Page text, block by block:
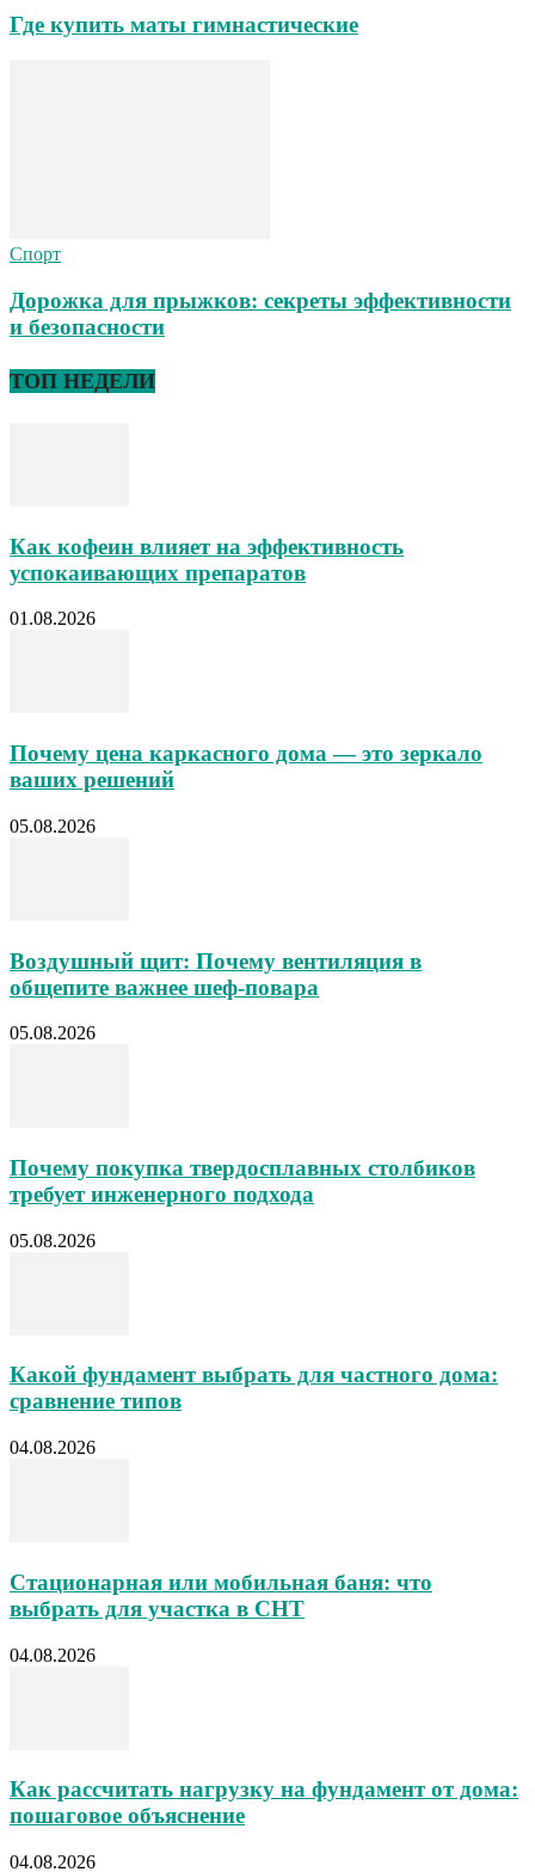
Где купить маты гимнастические
Спорт
Дорожка для прыжков: секреты эффективности
и безопасности
ТОП НЕДЕЛИ
Как кофеин влияет на эффективность
успокаивающих препаратов
01.08.2026
Почему цена каркасного дома — это зеркало
ваших решений
05.08.2026
Воздушный щит: Почему вентиляция в
общепите важнее шеф-повара
05.08.2026
Почему покупка твердосплавных столбиков
требует инженерного подхода
05.08.2026
Какой фундамент выбрать для частного дома:
сравнение типов
04.08.2026
Стационарная или мобильная баня: что
выбрать для участка в СНТ
04.08.2026
Как рассчитать нагрузку на фундамент от дома:
пошаговое объяснение
04.08.2026